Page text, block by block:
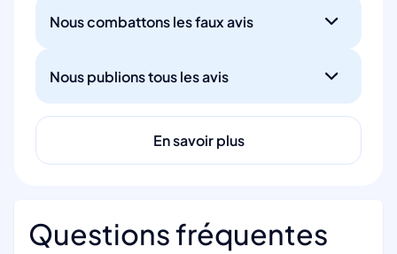
Nous combattons les faux avis
Nous publions tous les avis
En savoir plus
Questions fréquentes